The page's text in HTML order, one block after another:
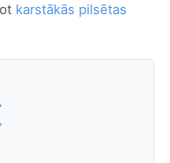
karstākās pilsētas